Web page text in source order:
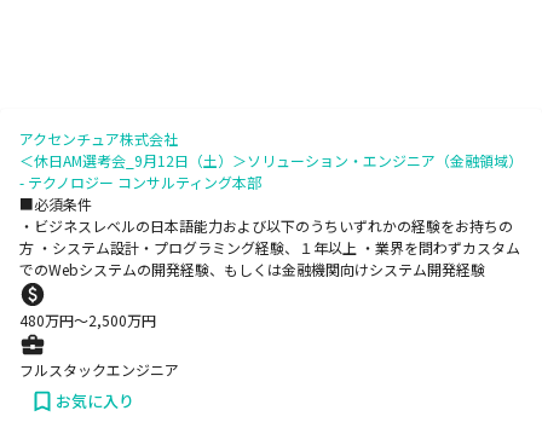
アクセンチュア株式会社
＜休日AM選考会_9月12日（土）＞ソリューション・エンジニア（金融領域）
- テクノロジー コンサルティング本部
■必須条件
・ビジネスレベルの日本語能力および以下のうちいずれかの経験をお持ちの
方 ・システム設計・プログラミング経験、１年以上 ・業界を問わずカスタム
でのWebシステムの開発経験、もしくは金融機関向けシステム開発経験
480万円〜2,500万円
フルスタックエンジニア
お気に入り